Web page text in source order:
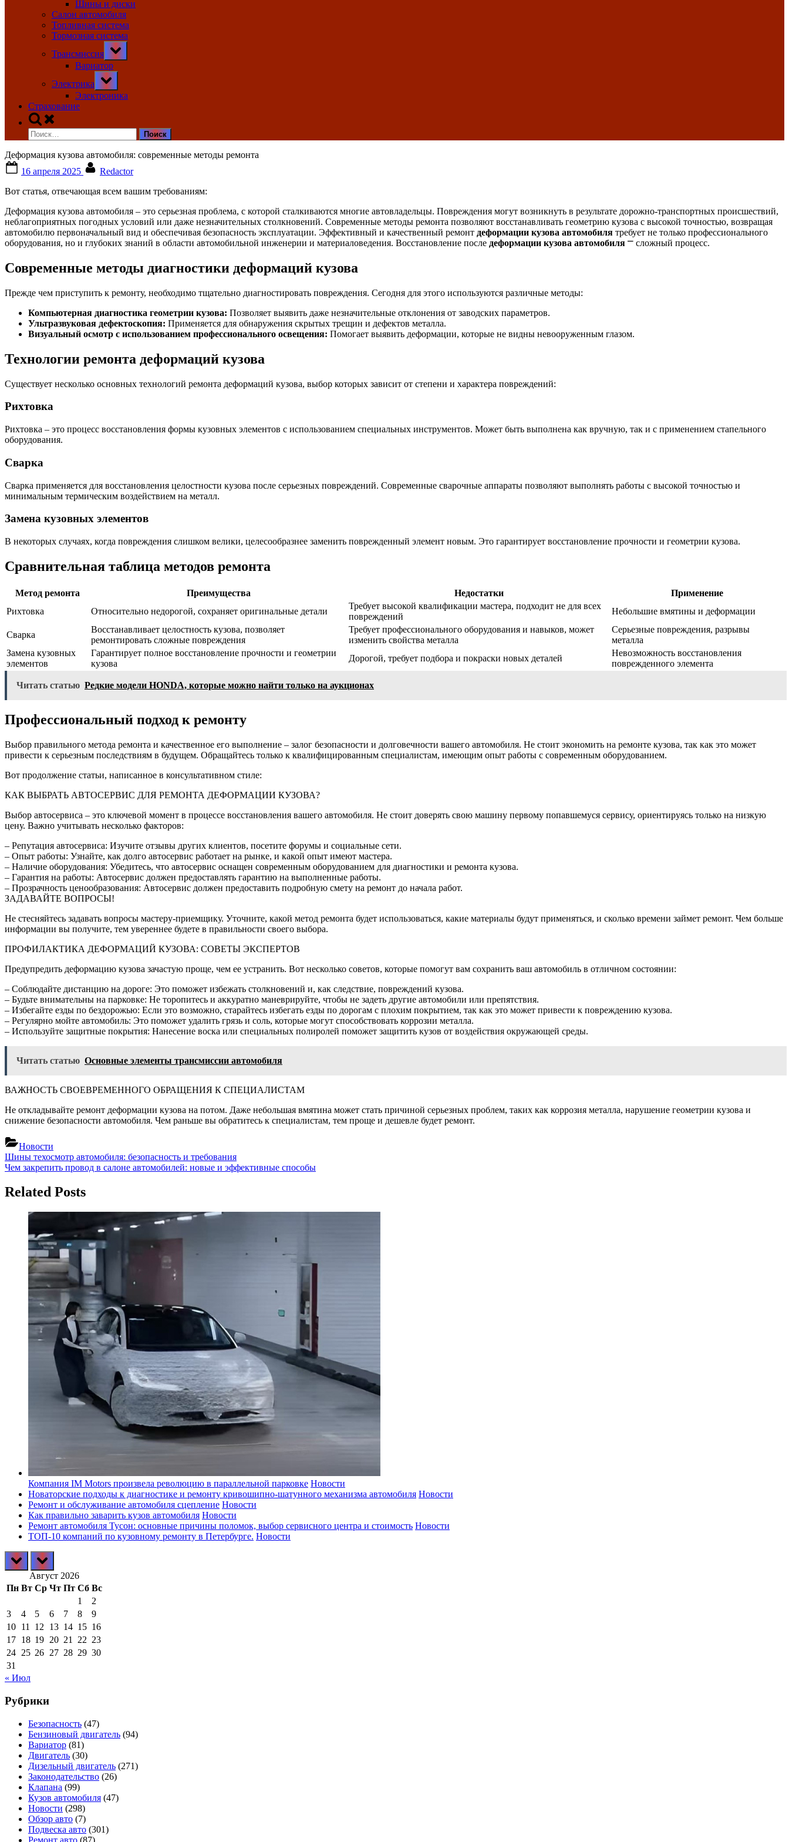
Шины и диски
Салон автомобиля
Топливная система
Тормозная система
Трансмиссия
Toggle
sub-
menu
Вариатор
Электрика
Toggle
sub-
menu
Электроника
Страхование
Toggle
search
form
Найти:
Деформация кузова автомобиля: современные методы ремонта
on
16 апреля 2025
Redactor
Вот статья, отвечающая всем вашим требованиям:
Деформация кузова автомобиля – это серьезная проблема, с которой сталкиваются многие автовладельцы. Повреждения могут возникнуть в результате дорожно-транспортных происшествий,
неблагоприятных погодных условий или даже незначительных столкновений. Современные методы ремонта позволяют восстанавливать геометрию кузова с высокой точностью, возвращая
автомобилю первоначальный вид и обеспечивая безопасность эксплуатации. Эффективный и качественный ремонт деформации кузова автомобиля требует не только профессионального
оборудования, но и глубоких знаний в области автомобильной инженерии и материаловедения. Восстановление после деформации кузова автомобиля ⎻ сложный процесс.
Современные методы диагностики деформаций кузова
Прежде чем приступить к ремонту, необходимо тщательно диагностировать повреждения. Сегодня для этого используются различные методы:
Компьютерная диагностика геометрии кузова: Позволяет выявить даже незначительные отклонения от заводских параметров.
Ультразвуковая дефектоскопия: Применяется для обнаружения скрытых трещин и дефектов металла.
Визуальный осмотр с использованием профессионального освещения: Помогает выявить деформации, которые не видны невооруженным глазом.
Технологии ремонта деформаций кузова
Существует несколько основных технологий ремонта деформаций кузова, выбор которых зависит от степени и характера повреждений:
Рихтовка
Рихтовка – это процесс восстановления формы кузовных элементов с использованием специальных инструментов. Может быть выполнена как вручную, так и с применением стапельного
оборудования.
Сварка
Сварка применяется для восстановления целостности кузова после серьезных повреждений. Современные сварочные аппараты позволяют выполнять работы с высокой точностью и
минимальным термическим воздействием на металл.
Замена кузовных элементов
В некоторых случаях, когда повреждения слишком велики, целесообразнее заменить поврежденный элемент новым. Это гарантирует восстановление прочности и геометрии кузова.
Сравнительная таблица методов ремонта
Метод ремонта Преимущества Недостатки
Применение
Рихтовка
Относительно недорогой, сохраняет оригинальные детали
Требует высокой квалификации мастера, подходит не для всех
повреждений
Небольшие вмятины и деформации
Сварка
Восстанавливает целостность кузова, позволяет
ремонтировать сложные повреждения
Требует профессионального оборудования и навыков, может
изменить свойства металла
Серьезные повреждения, разрывы
металла
Замена кузовных
элементов
Гарантирует полное восстановление прочности и геометрии
кузова
Дорогой, требует подбора и покраски новых деталей
Невозможность восстановления
поврежденного элемента
Читать статью Редкие модели HONDA, которые можно найти только на аукционах
Профессиональный подход к ремонту
Выбор правильного метода ремонта и качественное его выполнение – залог безопасности и долговечности вашего автомобиля. Не стоит экономить на ремонте кузова, так как это может
привести к серьезным последствиям в будущем. Обращайтесь только к квалифицированным специалистам, имеющим опыт работы с современным оборудованием.
Вот продолжение статьи, написанное в консультативном стиле:
КАК ВЫБРАТЬ АВТОСЕРВИС ДЛЯ РЕМОНТА ДЕФОРМАЦИИ КУЗОВА?
Выбор автосервиса – это ключевой момент в процессе восстановления вашего автомобиля. Не стоит доверять свою машину первому попавшемуся сервису, ориентируясь только на низкую
цену. Важно учитывать несколько факторов:
– Репутация автосервиса: Изучите отзывы других клиентов, посетите форумы и социальные сети.
– Опыт работы: Узнайте, как долго автосервис работает на рынке, и какой опыт имеют мастера.
– Наличие оборудования: Убедитесь, что автосервис оснащен современным оборудованием для диагностики и ремонта кузова.
– Гарантия на работы: Автосервис должен предоставлять гарантию на выполненные работы.
– Прозрачность ценообразования: Автосервис должен предоставить подробную смету на ремонт до начала работ.
ЗАДАВАЙТЕ ВОПРОСЫ!
Не стесняйтесь задавать вопросы мастеру-приемщику. Уточните, какой метод ремонта будет использоваться, какие материалы будут применяться, и сколько времени займет ремонт. Чем больше
информации вы получите, тем увереннее будете в правильности своего выбора.
ПРОФИЛАКТИКА ДЕФОРМАЦИЙ КУЗОВА: СОВЕТЫ ЭКСПЕРТОВ
Предупредить деформацию кузова зачастую проще, чем ее устранить. Вот несколько советов, которые помогут вам сохранить ваш автомобиль в отличном состоянии:
– Соблюдайте дистанцию на дороге: Это поможет избежать столкновений и, как следствие, повреждений кузова.
– Будьте внимательны на парковке: Не торопитесь и аккуратно маневрируйте, чтобы не задеть другие автомобили или препятствия.
– Избегайте езды по бездорожью: Если это возможно, старайтесь избегать езды по дорогам с плохим покрытием, так как это может привести к повреждению кузова.
– Регулярно мойте автомобиль: Это поможет удалить грязь и соль, которые могут способствовать коррозии металла.
– Используйте защитные покрытия: Нанесение воска или специальных полиролей поможет защитить кузов от воздействия окружающей среды.
Читать статью Основные элементы трансмиссии автомобиля
ВАЖНОСТЬ СВОЕВРЕМЕННОГО ОБРАЩЕНИЯ К СПЕЦИАЛИСТАМ
Не откладывайте ремонт деформации кузова на потом. Даже небольшая вмятина может стать причиной серьезных проблем, таких как коррозия металла, нарушение геометрии кузова и
снижение безопасности автомобиля. Чем раньше вы обратитесь к специалистам, тем проще и дешевле будет ремонт.
Новости
Навигация
по
записям
Previous
Post:
Шины техосмотр автомобиля: безопасность и требования
Next
Чем закрепить провод в салоне автомобилей: новые и эффективные способы
Related Posts
Компания IM Motors произвела революцию в параллельной парковке Новости
Новаторские подходы к диагностике и ремонту кривошипно-шатунного механизма автомобиля Новости
Ремонт и обслуживание автомобиля сцепление Новости
Как правильно заварить кузов автомобиля Новости
Ремонт автомобиля Тусон: основные причины поломок, выбор сервисного центра и стоимость Новости
ТОП-10 компаний по кузовному ремонту в Петербурге. Новости
prev next
Август 2026
Пн Вт Ср Чт Пт Сб Вс
1
2
3
4 5 6 7 8
9
10 11 12 13 14 15 16
17 18 19 20 21 22 23
24 25 26 27 28 29 30
31
« Июл
Рубрики
Безопасность (47)
Бензиновый двигатель (94)
Вариатор (81)
Двигатель (30)
Дизельный двигатель (271)
Законодательство (26)
Клапана (99)
Кузов автомобиля (47)
Новости (298)
Обзор авто (7)
Подвеска авто (301)
Ремонт авто (87)